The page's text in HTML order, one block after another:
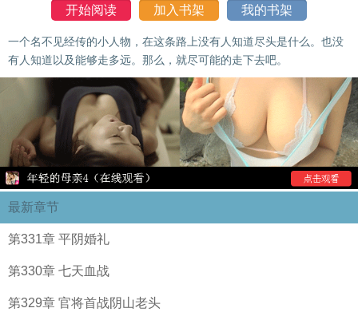
开始阅读 加入书架 我的书架
一个名不见经传的小人物，在这条路上没有人知道尽头是什么。也没
有人知道以及能够走多远。那么，就尽可能的走下去吧。
最新章节
第331章 平阴婚礼
第330章 七天血战
第329章 官将首战阴山老头